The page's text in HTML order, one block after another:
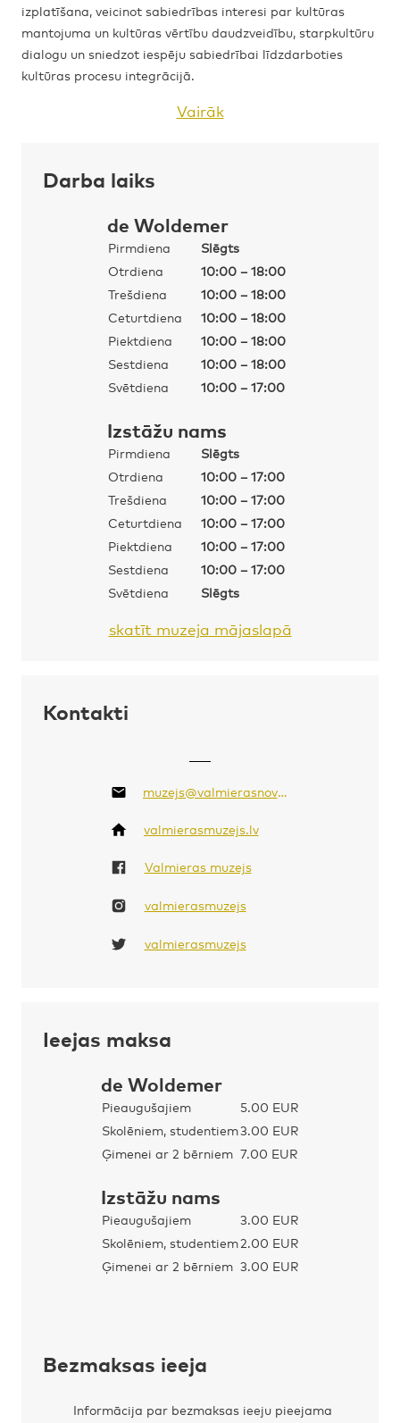
izplatīšana, veicinot sabiedrības interesi par kultūras
mantojuma un kultūras vērtību daudzveidību, starpkultūru
dialogu un sniedzot iespēju sabiedrībai līdzdarboties
kultūras procesu integrācijā.
Vairāk
Darba laiks
de Woldemer
Pirmdiena
Slēgts
Otrdiena
10:00 – 18:00
Trešdiena
10:00 – 18:00
Ceturtdiena
10:00 – 18:00
Piektdiena
10:00 – 18:00
Sestdiena
10:00 – 18:00
Svētdiena
10:00 – 17:00
Izstāžu nams
Pirmdiena
Slēgts
Otrdiena
10:00 – 17:00
Trešdiena
10:00 – 17:00
Ceturtdiena
10:00 – 17:00
Piektdiena
10:00 – 17:00
Sestdiena
10:00 – 17:00
Svētdiena
Slēgts
skatīt muzeja mājaslapā
Kontakti
muzejs@valmierasnovads.lv
valmierasmuzejs.lv
Valmieras muzejs
valmierasmuzejs
valmierasmuzejs
Ieejas maksa
de Woldemer
Pieaugušajiem
5.00 EUR
Skolēniem, studentiem3.00 EUR
Ģimenei ar 2 bērniem 7.00 EUR
Izstāžu nams
Pieaugušajiem
3.00 EUR
Skolēniem, studentiem2.00 EUR
Ģimenei ar 2 bērniem 3.00 EUR
Bezmaksas ieeja
Informācija par bezmaksas ieeju pieejama